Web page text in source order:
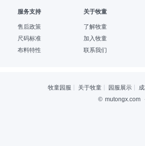
服务支持
售后政策
尺码标准
布料特性
关于牧童
了解牧童
加入牧童
联系我们
牧童园服 关于牧童 园服展示
© mutongx.com